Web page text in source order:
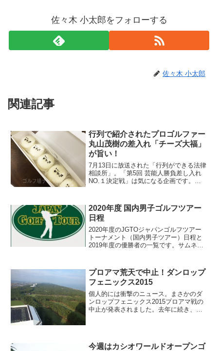
佐々木 小太郎をフォローする
佐々木 小太郎
関連記事
行列で紹介されたプロゴルファー
丸山茂樹の差入れ「チーズ大福」
が旨い！
7月13日に放送された「行列ができる法律
相談所」。「第5回 芸能人勝負差し入れ
NO.１決定戦」は気になる企画です。ゴ
こにプロゴルファーの丸山茂樹が出演。
グルメで知ら...
2020年度 国内男子ゴルフツアー
日程
2020年度のJGTOジャパンゴルフツアー
トーナメント（国内男子ツアー）日程と
2019年度の優勝者の一覧です。サムネイ
しているコースです。国内男子ゴルフツ
アー［2020...
プロアマ荒天で中止！ダンロップ
フェニックス2015
個人的には衝撃のニュース。まさかのダ
ンロップフェニックス2015プロアマ戦の
中止が発表されました。去年に続き、今
今週はカシオワールドオープンゴ